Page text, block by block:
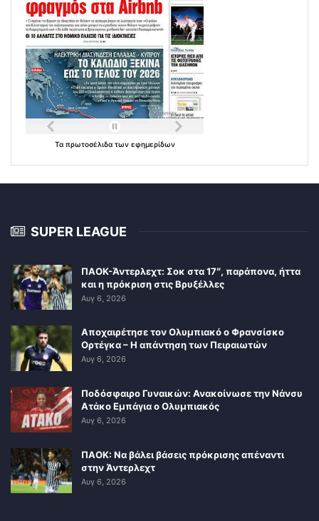
Τα πρωτοσέλιδα των εφημερίδων
SUPER LEAGUE
ΠΑΟΚ-Άντερλεχτ: Σοκ στα 17″, παράπονα, ήττα
και η πρόκριση στις Βρυξέλλες
Αυγ 6, 2026
Αποχαιρέτησε τον Ολυμπιακό ο Φρανσίσκο
Ορτέγκα – Η απάντηση των Πειραιωτών
Αυγ 6, 2026
Ποδόσφαιρο Γυναικών: Ανακοίνωσε την Νάνσυ
Ατάκο Εμπάγια ο Ολυμπιακός
Αυγ 6, 2026
ΠΑΟΚ: Να βάλει βάσεις πρόκρισης απέναντι
στην Άντερλεχτ
Αυγ 6, 2026